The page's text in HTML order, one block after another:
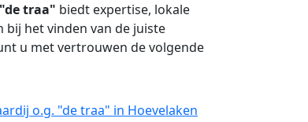
traa" biedt expertise, lokale
het vinden van de juiste
u met vertrouwen de volgende
o.g. "de traa" in Hoevelaken